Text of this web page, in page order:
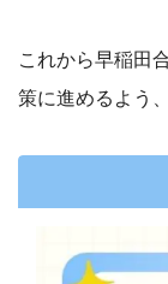
これから早稲田
策に進めるよう